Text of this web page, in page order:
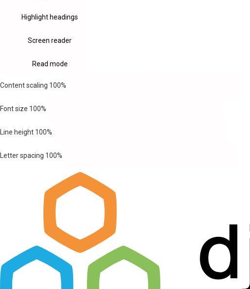
Highlight headings
Screen reader
Read mode
Content scaling 100%
Font size 100%
Line height 100%
Letter spacing 100%